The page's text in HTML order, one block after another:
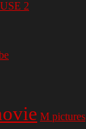
M pictures